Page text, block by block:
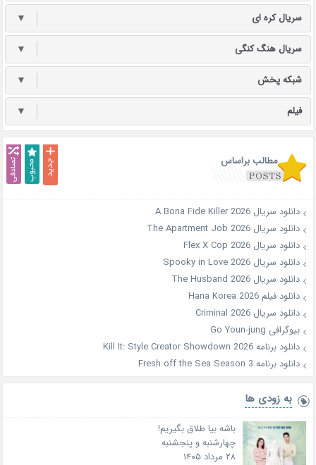
سریال کره ای ▼
سریال هنگ کنگی ▼
شبکه پخش ▼
فیلم ▼
مطالب براساس
دانلود سریال A Bona Fide Killer 2026
دانلود سریال The Apartment Job 2026
دانلود سریال Flex X Cop 2026
دانلود سریال Spooky in Love 2026
دانلود سریال The Husband 2026
دانلود فیلم Hana Korea 2026
دانلود سریال Criminal 2026
بیوگرافی Go Youn-jung
دانلود برنامه Kill It: Style Creator Showdown 2026
دانلود برنامه Fresh off the Sea Season 3
به زودی ها
باشه بیا طلاق بگیریم!
چهارشنبه و پنجشنبه
۲۸ مرداد ۱۴۰۵